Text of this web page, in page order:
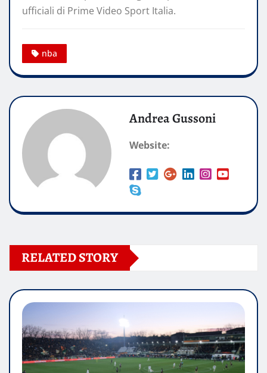
ufficiali di Prime Video Sport Italia.
nba
Andrea Gussoni
Website:
RELATED STORY